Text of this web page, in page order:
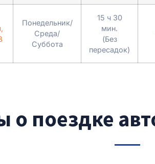
Понедельник/
Среда/
Суббота
15 ч 30
мин.
(Без
пересадок)
о поездке